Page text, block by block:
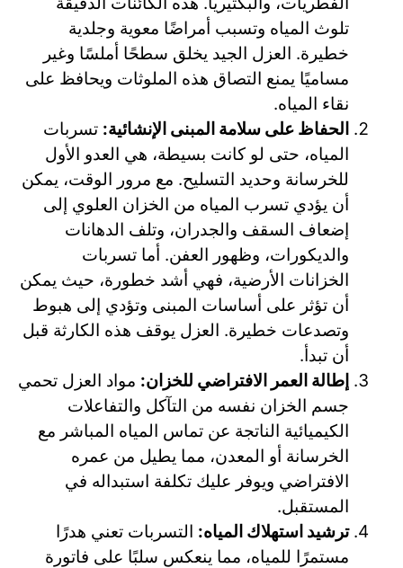
تلوث المياه وتسبب أمراضًا معوية وجلدية
خطيرة. العزل الجيد يخلق سطحًا أملسًا وغير
مساميًا يمنع التصاق هذه الملوثات ويحافظ على
نقاء المياه.
الحفاظ على سلامة المبنى الإنشائية: تسربات
المياه، حتى لو كانت بسيطة، هي العدو الأول
للخرسانة وحديد التسليح. مع مرور الوقت، يمكن
أن يؤدي تسرب المياه من الخزان العلوي إلى
إضعاف السقف والجدران، وتلف الدهانات
والديكورات، وظهور العفن. أما تسربات
الخزانات الأرضية، فهي أشد خطورة، حيث يمكن
أن تؤثر على أساسات المبنى وتؤدي إلى هبوط
وتصدعات خطيرة. العزل يوقف هذه الكارثة قبل
أن تبدأ.
إطالة العمر الافتراضي للخزان: مواد العزل تحمي
جسم الخزان نفسه من التآكل والتفاعلات
الكيميائية الناتجة عن تماس المياه المباشر مع
الخرسانة أو المعدن، مما يطيل من عمره
الافتراضي ويوفر عليك تكلفة استبداله في
المستقبل.
ترشيد استهلاك المياه: التسربات تعني هدرًا
مستمرًا للمياه، مما ينعكس سلبًا على فاتورة